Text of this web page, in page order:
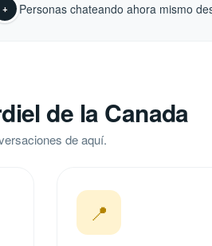
+ Personas chateando ahora mismo
de la Canada
de aquí.
📍